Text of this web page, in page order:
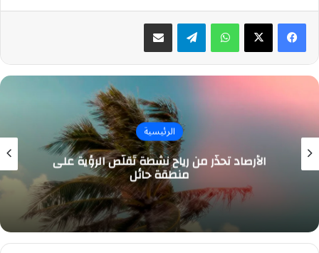
واتسابتيلقرام مشاركة عبر البريد
الرئيسية
الأرصاد تحذّر من رياح نشطة تُقلّص الرؤية على
منطقة حائل